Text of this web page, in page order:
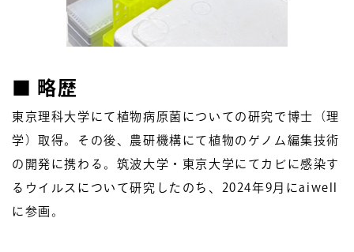
■ 略歴
東京理科大学にて植物病原菌についての研究で博士（理
学）取得。その後、農研機構にて植物のゲノム編集技術
の開発に携わる。筑波大学・東京大学にてカビに感染す
るウイルスについて研究したのち、2024年9月にaiwell
に参画。